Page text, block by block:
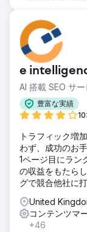
e
AI 搭載 SEO サ
豊富な実績
トラフィック増
わず、成功のお
1ページ目にラン
の収益をもたら
グで競合他社に
United
コンテンツマ
+46